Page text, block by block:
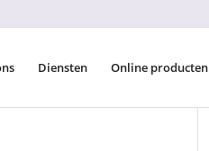
Diensten Online producten